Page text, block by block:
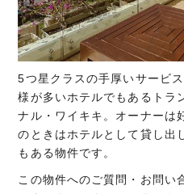
5つ星クラスの手厚いサービ
様が多いホテルでもあるトラ
ナル・ワイキキ。オーナーは
のときはホテルとして貸し出
もある物件です。
この物件へのご質問・お問い